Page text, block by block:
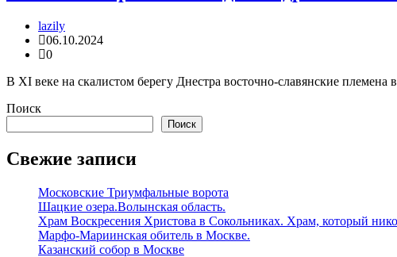
lazily
06.10.2024
0
В XI веке на скалистом берегу Днестра восточно-славянские
Поиск
Поиск
Свежие записи
Московские Триумфальные ворота
Шацкие озера.Волынская область.
Храм Воскресения Христова в Сокольниках. Храм, который
Марфо-Мариинская обитель в Москве.
Казанский собор в Москве